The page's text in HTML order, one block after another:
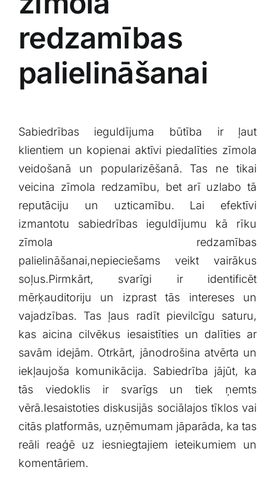
redzamības
palielināšanai
Sabiedrības ieguldījuma būtība ir ļaut
klientiem un kopienai aktīvi piedalīties zīmola
veidošanā un popularizēšanā. Tas ne tikai
⁢veicina zīmola redzamību, ​bet arī uzlabo ‍tā
reputāciju un ‍uzticamību. Lai ‍efektīvi
izmantotu sabiedrības ieguldījumu‍ kā rīku
zīmola redzamības
palielināšanai,nepieciešams veikt vairākus
soļus.Pirmkārt, svarīgi⁤ ir identificēt‌
mērķauditoriju un ⁤izprast ⁤tās intereses un
vajadzības. Tas ļaus radīt pievilcīgu saturu,
kas​ aicina cilvēkus ​iesaistīties un dalīties ‍ar
savām idejām. Otrkārt, jānodrošina atvērta un
iekļaujoša komunikācija. Sabiedrība jājūt, ka
tās viedoklis ir svarīgs⁤ un tiek ņemts‌
vērā.Iesaistoties diskusijās sociālajos⁣ tīklos vai
citās platformās, uzņēmumam jāparāda, ka tas
reāli reaģē‌ uz ⁤iesniegtajiem⁤ ieteikumiem un
komentāriem.